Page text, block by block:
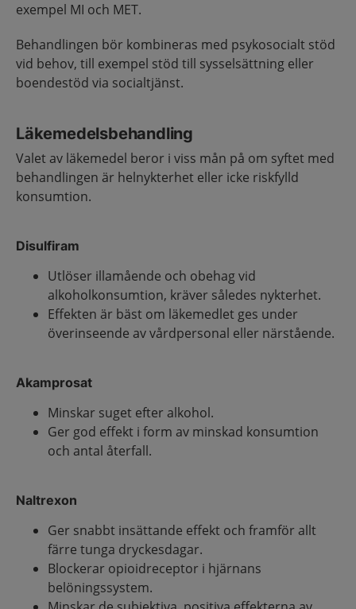
exempel MI och MET.
Behandlingen bör kombineras med psykosocialt stöd
vid behov, till exempel stöd till sysselsättning eller
boendestöd via socialtjänst.
Läkemedelsbehandling
Valet av läkemedel beror i viss mån på om syftet med
behandlingen är helnykterhet eller icke riskfylld
konsumtion.
Disulfiram
Utlöser illamående och obehag vid
alkoholkonsumtion, kräver således nykterhet.
Effekten är bäst om läkemedlet ges under
överinseende av vårdpersonal eller närstående.
Akamprosat
Minskar suget efter alkohol.
Ger god effekt i form av minskad konsumtion
och antal återfall.
Naltrexon
Ger snabbt insättande effekt och framför allt
färre tunga dryckesdagar.
Blockerar opioidreceptor i hjärnans
belöningssystem.